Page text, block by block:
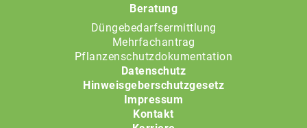
Beratung
Düngebedarfsermittlung
Mehrfachantrag
Pflanzenschutzdokumentation
Datenschutz
Hinweisgeberschutzgesetz
Impressum
Kontakt